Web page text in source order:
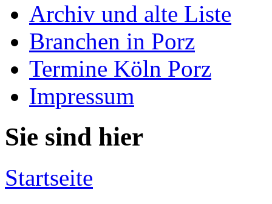
Archiv und alte Liste
Branchen in Porz
Termine Köln Porz
Impressum
Sie sind hier
Startseite